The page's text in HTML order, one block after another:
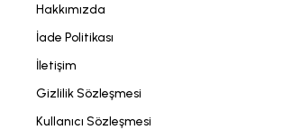
Hakkımızda
İade Politikası
İletişim
Gizlilik Sözleşmesi
Kullanıcı Sözleşmesi